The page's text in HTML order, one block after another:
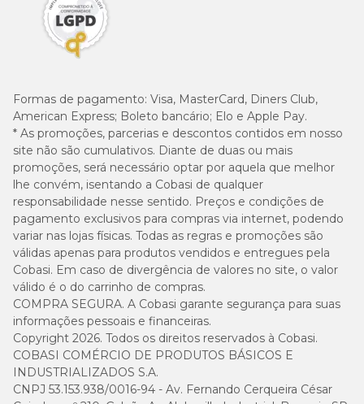
Formas de pagamento: Visa, MasterCard, Diners Club,
American Express; Boleto bancário; Elo e Apple Pay.
* As promoções, parcerias e descontos contidos em nosso
site não são cumulativos. Diante de duas ou mais
promoções, será necessário optar por aquela que melhor
lhe convém, isentando a Cobasi de qualquer
responsabilidade nesse sentido. Preços e condições de
pagamento exclusivos para compras via internet, podendo
variar nas lojas físicas. Todas as regras e promoções são
válidas apenas para produtos vendidos e entregues pela
Cobasi. Em caso de divergência de valores no site, o valor
válido é o do carrinho de compras.
COMPRA SEGURA. A Cobasi garante segurança para suas
informações pessoais e financeiras.
Copyright 2026. Todos os direitos reservados à Cobasi.
COBASI COMÉRCIO DE PRODUTOS BÁSICOS E
INDUSTRIALIZADOS S.A.
CNPJ 53.153.938/0016-94 - Av. Fernando Cerqueira César